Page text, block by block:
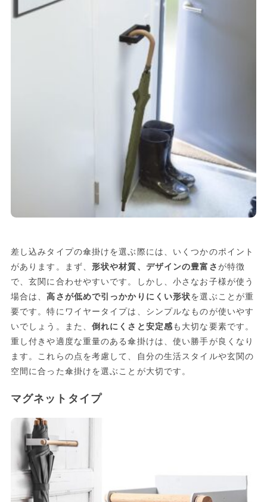
差し込みタイプの傘掛けを選ぶ際には、いくつかのポイント
があります。まず、形状や材質、デザインの豊富さが特徴
で、玄関に合わせやすいです。しかし、小さなお子様が使う
場合は、高さが低めで引っかかりにくい形状を選ぶことが重
要です。特にワイヤータイプは、シンプルなものが使いやす
いでしょう。また、倒れにくさと安定感も大切な要素です。
重し付きや適度な重量のある傘掛けは、使い勝手が良くなり
ます。これらの点を考慮して、自分の生活スタイルや玄関の
空間に合った傘掛けを選ぶことが大切です。
マグネットタイプ